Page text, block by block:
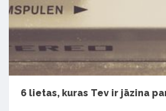
6 lietas, kuras Tev ir jāzina